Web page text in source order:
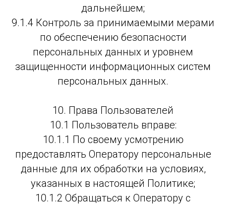
дальнейшем;
9.1.4 Контроль за принимаемыми мерами
по обеспечению безопасности
персональных данных и уровнем
защищенности информационных систем
персональных данных.
10. Права Пользователей
10.1 Пользователь вправе:
10.1.1 По своему усмотрению
предоставлять Оператору персональные
данные для их обработки на условиях,
указанных в настоящей Политике;
10.1.2 Обращаться к Оператору с